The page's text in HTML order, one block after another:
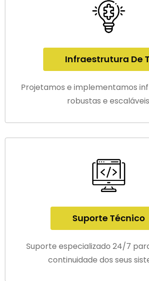
Infraestrutura De
Projetamos e implementamos
robustas e
Suporte Técnico
Suporte especializado 24/7
continuidade dos seus